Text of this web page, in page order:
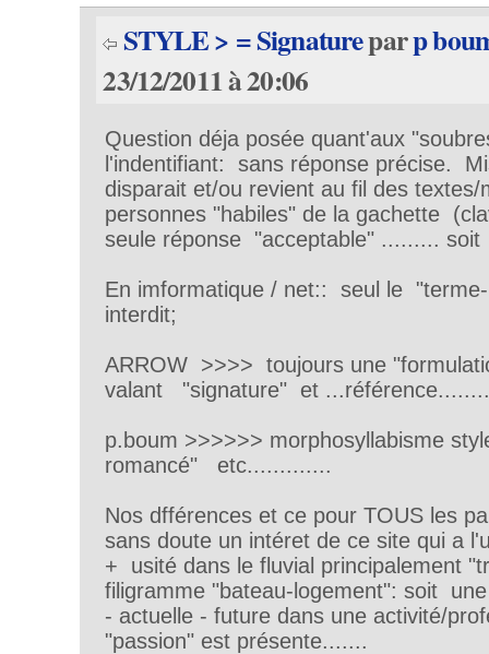
STYLE > = Signatureparp
23/12/2011 à 20:06
Question déja posée quant'aux
l'indentifiant: sans réponse précise.
disparait et/ou revient au fil des textes/
personnes "habiles" de la gachette
seule réponse "acceptable" ......... soit
En imformatique / net:: seul le
interdit;
ARROW >>>> toujours une
valant "signature" et
p.boum >>>>>> morphosyllabisme
romancé" etc.............
Nos dfférences et ce pour TOUS les
sans doute un intéret de ce site qui a
+ usité dans le fluvial principalement
filigramme "bateau-logement": soit
- actuelle - future dans une activité/
"passion" est présente.......